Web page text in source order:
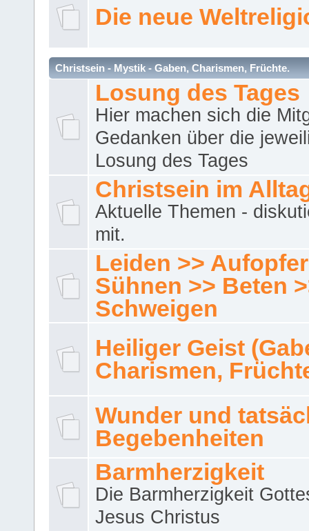
Die neue
Christsein - Mystik - Gaben, Charismen, Früchte.
Losung des Tages
Hier machen sich die
Gedanken über die
Losung des Tages
Christsein im
Aktuelle Themen -
mit.
Leiden >>
Sühnen >> Beten
Schweigen
Heiliger Geist
Charismen,
Wunder und
Begebenheiten
Barmherzigkeit
Die Barmherzigkeit
Jesus Christus